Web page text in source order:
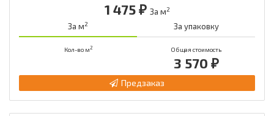
1 475 ₽ За м2
За м2 За упаковку
Кол-во м2 Общая стоимость
3 570 ₽
Предзаказ